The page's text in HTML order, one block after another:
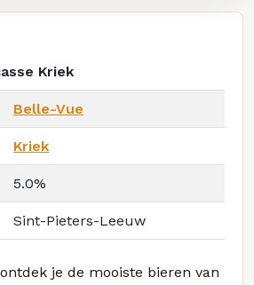
Kriek
Belle-Vue
Kriek
5.0%
Sint-Pieters-Leeuw
je de mooiste bieren van